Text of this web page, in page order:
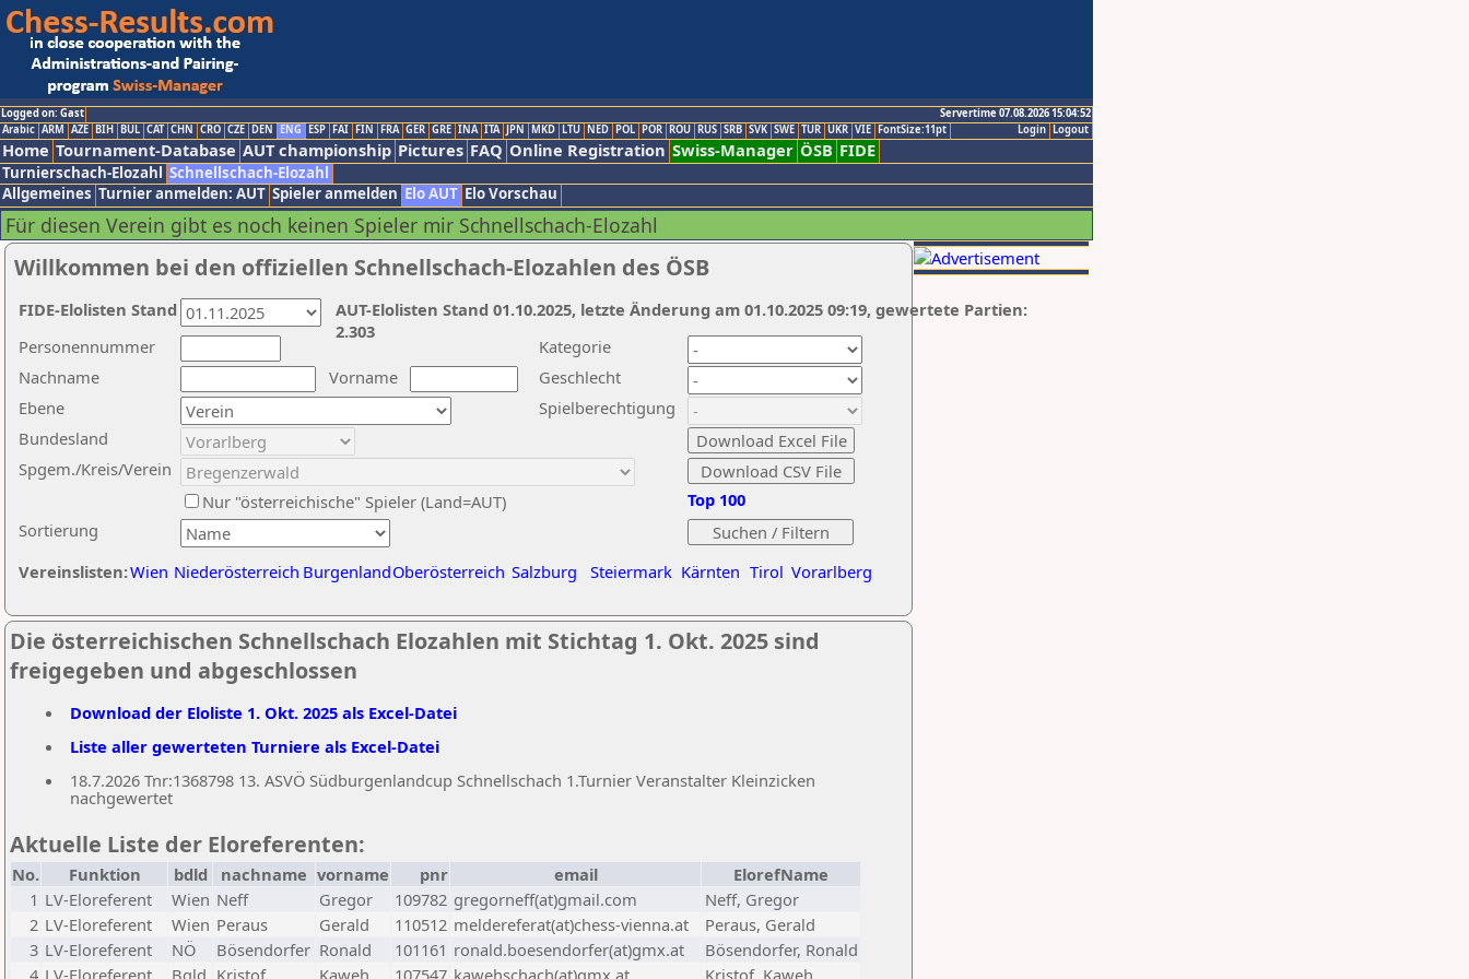
Logged on: Gast
Servertime 07.08.2026 15:04:52
Logout
Login
Arabic ARM AZE BIH BUL CAT CHN CRO CZE DEN ENG ESP FAI FIN FRA GER GRE INA ITA JPN MKD LTU NED POL POR ROU RUS SRB SVK SWE TUR UKR VIE FontSize:11pt
Home Tournament-Database AUT championship Pictures FAQ Online Registration Swiss-Manager ÖSB FIDE
Turnierschach-Elozahl Schnellschach-Elozahl
Allgemeines Turnier anmelden: AUT Spieler anmelden Elo AUT Elo Vorschau
Für diesen Verein gibt es noch keinen Spieler mir Schnellschach-Elozahl
Willkommen bei den offiziellen Schnellschach-Elozahlen des ÖSB
Nachname
Vorname
Ebene
Kategorie
Sortierung
Personennummer
Bundesland
Spgem./Kreis/Verein
Geschlecht
Nur "österreichische" Spieler (Land=AUT)
Spielberechtigung
Vereinslisten:Wien Niederösterreich BurgenlandOberösterreich Salzburg Steiermark Kärnten Tirol Vorarlberg
Top 100
AUT-Elolisten Stand 01.10.2025, letzte Änderung am 01.10.2025 09:19, gewertete Partien:
2.303
FIDE-Elolisten Stand
Die österreichischen Schnellschach Elozahlen mit Stichtag 1. Okt. 2025 sind
freigegeben und abgeschlossen
Download der Eloliste 1. Okt. 2025 als Excel-Datei
Liste aller gewerteten Turniere als Excel-Datei
18.7.2026 Tnr:1368798 13. ASVÖ Südburgenlandcup Schnellschach 1.Turnier Veranstalter Kleinzicken
nachgewertet
Aktuelle Liste der Eloreferenten:
No. Funktion bdld nachname vorname pnr email
ElorefName
1 LV-Eloreferent Wien Neff Gregor 109782 gregorneff(at)gmail.com
Neff, Gregor
2 LV-Eloreferent Wien Peraus Gerald 110512 meldereferat(at)chess-vienna.at
Peraus, Gerald
3 LV-Eloreferent NÖ Bösendorfer Ronald 101161 ronald.boesendorfer(at)gmx.at
Bösendorfer, Ronald